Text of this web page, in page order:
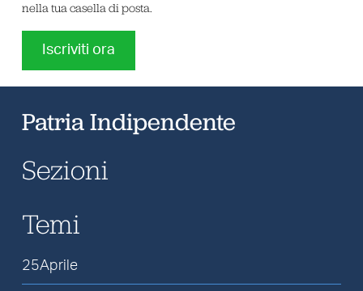
nella tua casella di posta.
Iscriviti ora
Patria Indipendente
Sezioni
Temi
25Aprile